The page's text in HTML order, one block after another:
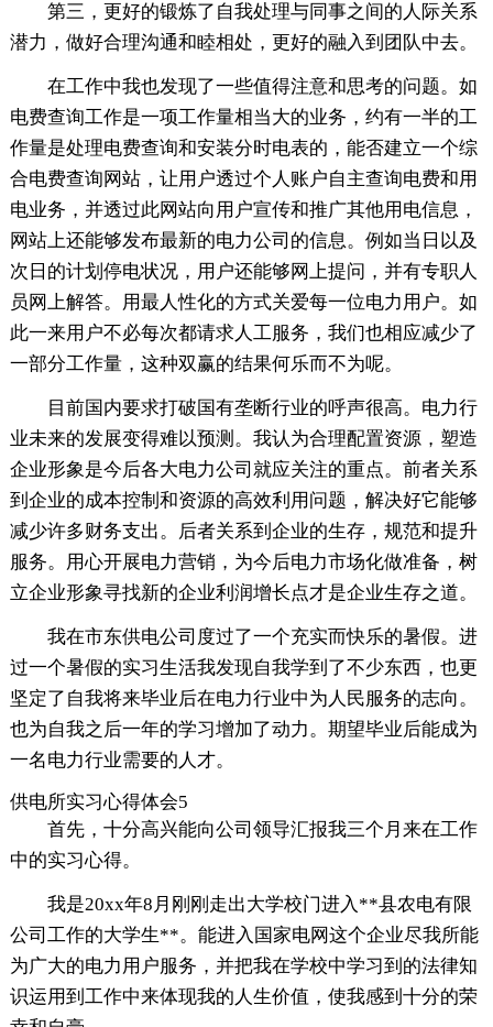
第三，更好的锻炼了自我处理与同事之间的人际关系
潜力，做好合理沟通和睦相处，更好的融入到团队中去。
在工作中我也发现了一些值得注意和思考的问题。如
电费查询工作是一项工作量相当大的业务，约有一半的工
作量是处理电费查询和安装分时电表的，能否建立一个综
合电费查询网站，让用户透过个人账户自主查询电费和用
电业务，并透过此网站向用户宣传和推广其他用电信息，
网站上还能够发布最新的电力公司的信息。例如当日以及
次日的计划停电状况，用户还能够网上提问，并有专职人
员网上解答。用最人性化的方式关爱每一位电力用户。如
此一来用户不必每次都请求人工服务，我们也相应减少了
一部分工作量，这种双赢的结果何乐而不为呢。
目前国内要求打破国有垄断行业的呼声很高。电力行
业未来的发展变得难以预测。我认为合理配置资源，塑造
企业形象是今后各大电力公司就应关注的重点。前者关系
到企业的成本控制和资源的高效利用问题，解决好它能够
减少许多财务支出。后者关系到企业的生存，规范和提升
服务。用心开展电力营销，为今后电力市场化做准备，树
立企业形象寻找新的企业利润增长点才是企业生存之道。
我在市东供电公司度过了一个充实而快乐的暑假。进
过一个暑假的实习生活我发现自我学到了不少东西，也更
坚定了自我将来毕业后在电力行业中为人民服务的志向。
也为自我之后一年的学习增加了动力。期望毕业后能成为
一名电力行业需要的人才。
供电所实习心得体会5
首先，十分高兴能向公司领导汇报我三个月来在工作
中的实习心得。
我是20xx年8月刚刚走出大学校门进入**县农电有限
公司工作的大学生**。能进入国家电网这个企业尽我所能
为广大的电力用户服务，并把我在学校中学习到的法律知
识运用到工作中来体现我的人生价值，使我感到十分的荣